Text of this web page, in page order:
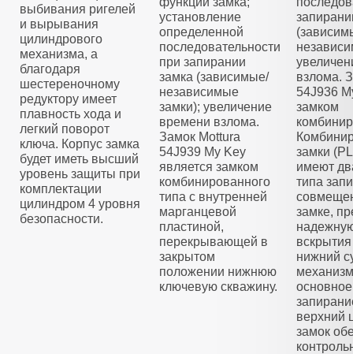
выбивания ригелей
и вырывания
цилиндрового
механизма, а
благодаря
шестереночному
редуктору имеет
плавность хода и
легкий поворот
ключа. Корпус замка
будет иметь высший
уровень защиты при
комплектации
цилиндром 4 уровня
безопасности.
установление
определенной
последовательности
при запирании
замка (зависимые/
независимые
замки); увеличение
времени взлома.
Замок Mottura
54J939 My Key
является замком
комбинированного
типа с внутренней
марганцевой
пластиной,
перекрывающей в
закрытом
положении нижнюю
ключевую скважину.
взлома.
54J936
замком
замки
имеют
типа
замке,
нижний
верхний
замок